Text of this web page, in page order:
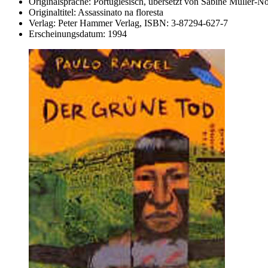
Originaltitel: Assassinato na floresta
Verlag: Peter Hammer Verlag, ISBN: 3-87294-627-7
Erscheinungsdatum: 1994